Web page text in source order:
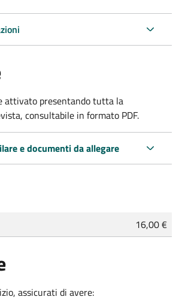
attivato presentando tutta la
consultabile in formato PDF.
e documenti da allegare
16,00 €
assicurati di avere: